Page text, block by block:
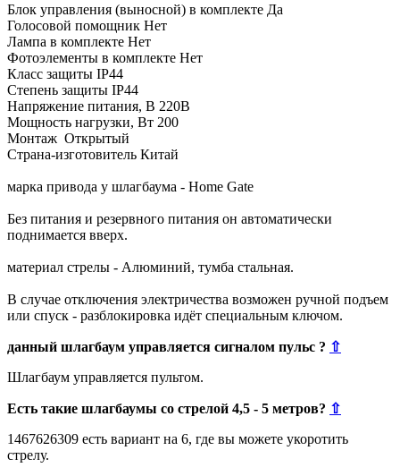
Блок управления (выносной) в комплекте Да
Голосовой помощник Нет
Лампа в комплекте Нет
Фотоэлементы в комплекте Нет
Класс защиты IP44
Степень защиты IP44
Напряжение питания, В 220В
Мощность нагрузки, Вт 200
Монтаж Открытый
Страна-изготовитель Китай
марка привода у шлагбаума - Home Gate
Без питания и резервного питания он автоматически
поднимается вверх.
материал стрелы - Алюминий, тумба стальная.
В случае отключения электричества возможен ручной подъем
или спуск - разблокировка идёт специальным ключом.
данный шлагбаум управляется сигналом пульс ? ⇧
Шлагбаум управляется пультом.
Есть такие шлагбаумы со стрелой 4,5 - 5 метров? ⇧
1467626309 есть вариант на 6, где вы можете укоротить
стрелу.